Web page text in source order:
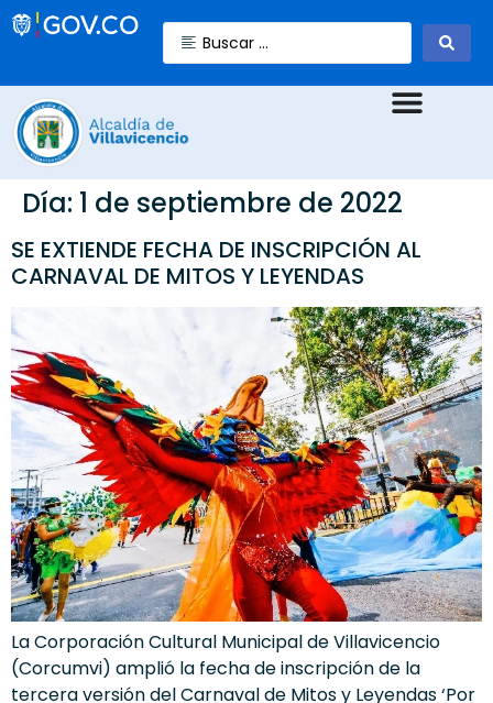
Día: 1 de septiembre de 2022
SE EXTIENDE FECHA DE INSCRIPCIÓN AL
CARNAVAL DE MITOS Y LEYENDAS
La Corporación Cultural Municipal de Villavicencio
(Corcumvi) amplió la fecha de inscripción de la
tercera versión del Carnaval de Mitos y Leyendas ‘Por